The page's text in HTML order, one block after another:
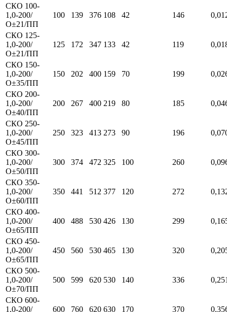
СКО 100-
1,0-200/
О±21/ПП
100 139 376 108 42 146
СКО 125-
1,0-200/
О±21/ПП
125 172 347 133 42 119
СКО 150-
1,0-200/
О±35/ПП
150 202 400 159 70 199
СКО 200-
1,0-200/
О±40/ПП
200 267 400 219 80 185
СКО 250-
1,0-200/
О±45/ПП
250 323 413 273 90 196
СКО 300-
1,0-200/
О±50/ПП
300 374 472 325 100 260
СКО 350-
1,0-200/
О±60/ПП
350 441 512 377 120 272
СКО 400-
1,0-200/
О±65/ПП
400 488 530 426 130 299
СКО 450-
1,0-200/
О±65/ПП
450 560 530 465 130 320
СКО 500-
1,0-200/
О±70/ПП
500 599 620 530 140 336
СКО 600-
1,0-200/
600 760 620 630 170 370